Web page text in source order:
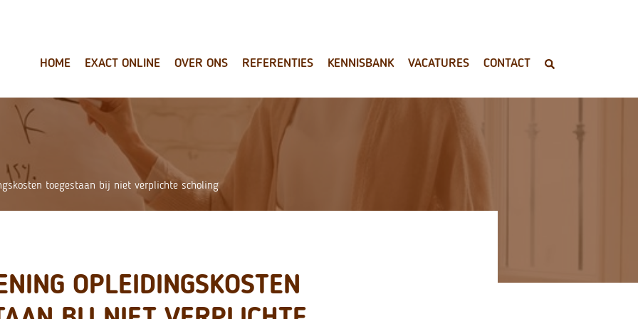
HOME EXACT ONLINE OVER ONS REFERENTIES KENNISBANK VACATURES CONTACT
toegestaan bij niet verplichte scholing
OPLEIDINGSKOSTEN